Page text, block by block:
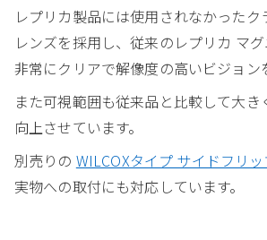
レプリカ製品には使用されなかった
レンズを採用し、従来のレプリカ マ
非常にクリアで解像度の高いビジョン
また可視範囲も従来品と比較して大き
向上させています。
別売りの WILCOXタイプ サイドフリ
実物への取付にも対応しています。